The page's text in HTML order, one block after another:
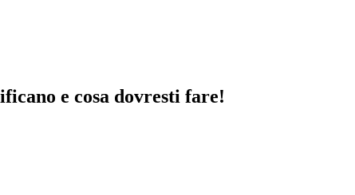
e cosa dovresti fare!